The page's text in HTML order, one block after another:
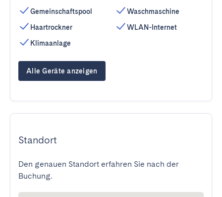
Gemeinschaftspool
Haartrockner
Klimaanlage
Waschmaschine
WLAN-Internet
Alle Geräte anzeigen
Standort
Den genauen Standort erfahren Sie nach der
Buchung.